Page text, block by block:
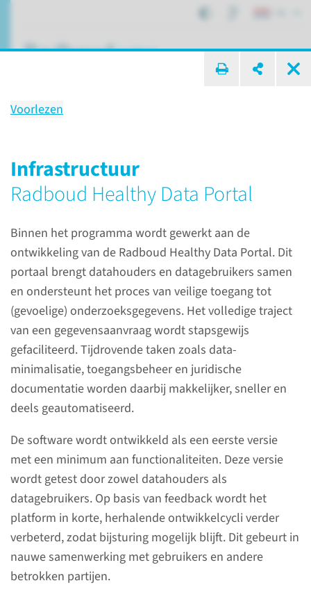
Voorlezen
Infrastructuur
Radboud Healthy Data Portal
Binnen het programma wordt gewerkt aan de
ontwikkeling van de Radboud Healthy Data Portal. Dit
portaal brengt datahouders en datagebruikers samen
en ondersteunt het proces van veilige toegang tot
(gevoelige) onderzoeksgegevens. Het volledige traject
van een gegevensaanvraag wordt stapsgewijs
gefaciliteerd. Tijdrovende taken zoals data-
minimalisatie, toegangsbeheer en juridische
documentatie worden daarbij makkelijker, sneller en
deels geautomatiseerd.
De software wordt ontwikkeld als een eerste versie
met een minimum aan functionaliteiten. Deze versie
wordt getest door zowel datahouders als
datagebruikers. Op basis van feedback wordt het
platform in korte, herhalende ontwikkelcycli verder
verbeterd, zodat bijsturing mogelijk blijft. Dit gebeurt in
nauwe samenwerking met gebruikers en andere
betrokken partijen.
infrastructuur voor
(her)gebruik van
onderzoekdata en AI-
onderzoek
Over het Radboudumc
Kunstmatige intelligentie (AI) in de zorg
Radboud Healthy Data
Over het programma
Radboud Healthy Data is een